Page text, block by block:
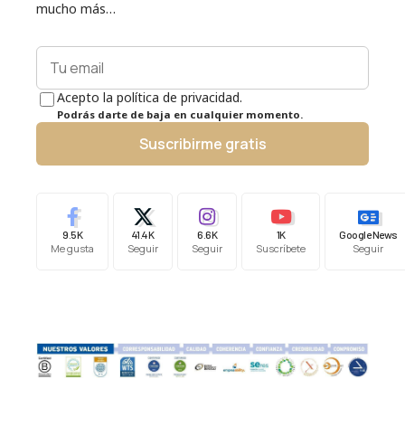
mucho más…
Acepto la política de privacidad.
Podrás darte de baja en cualquier momento.
Suscribirme gratis
9.5K
Me gusta
41.4K
Seguir
6.6K
Seguir
1K
Suscríbete
Google News
Seguir